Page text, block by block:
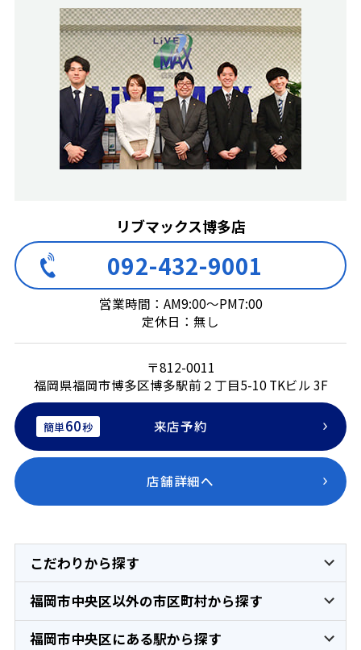
リブマックス博多店
092-432-9001
営業時間：AM9:00～PM7:00
定休日：無し
〒812-0011
福岡県福岡市博多区博多駅前２丁目5-10 TKビル 3F
簡単60秒 来店予約
店舗詳細へ
こだわりから探す
福岡市中央区以外の市区町村から探す
福岡市中央区にある駅から探す